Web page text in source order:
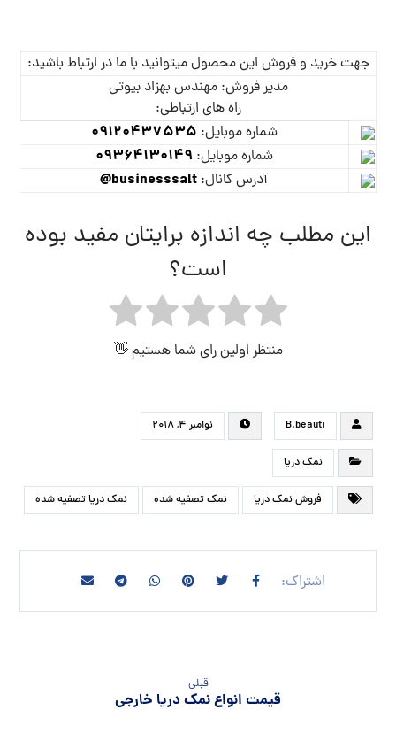
جهت خرید و فروش این محصول میتوانید با ما در ارتباط باشید:
مدیر فروش: مهندس بهزاد بیوتی
راه های ارتباطی:
شماره موبایل: 09120437535
شماره موبایل: 09364130149
آدرس کانال: businesssalt@
این مطلب چه اندازه برایتان مفید بوده
است؟
منتظر اولین رای شما هستیم 👋
B.beauti نوامبر ۴, ۲۰۱۸
نمک دریا
فروش نمک دریا نمک تصفیه شده نمک دریا تصفیه شده
قبلی
قیمت انواع نمک دریا خارجی